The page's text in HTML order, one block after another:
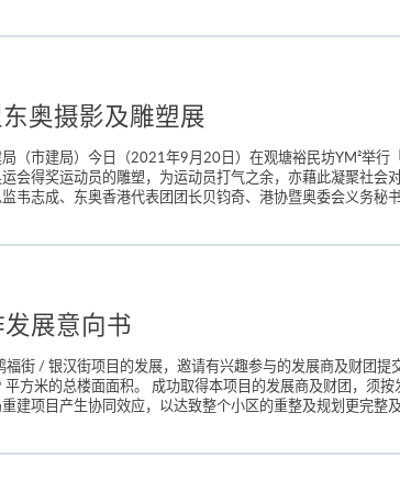
奥摄影及雕塑展
（市建局）今日（2021年9月20日）在观塘裕民坊YM²举
会得奖运动员的雕塑，为运动员打气之余，亦藉此凝聚社会
韦志成、东奥香港代表团团长贝钧奇、港协暨奥委会义务秘
展意向书
街 / 银汉街项目的发展，邀请有兴趣参与的发展商及财团提
方米的总楼面面积。 成功取得本项目的发展商及财团，须
建项目产生协同效应，以达致整个小区的重整及规划更完整